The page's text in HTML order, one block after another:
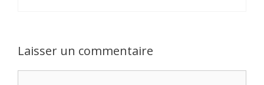
Laisser un commentaire